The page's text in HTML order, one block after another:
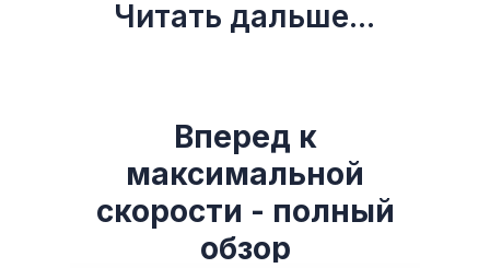
Читать дальше...
Вперед к
максимальной
скорости - полный
обзор